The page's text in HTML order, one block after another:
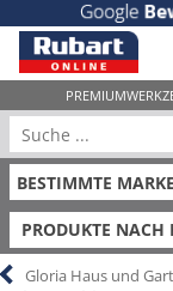
PRODUKTE NACH
Gloria Haus und